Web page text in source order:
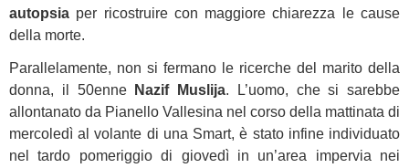
autopsia per ricostruire con maggiore chiarezza le cause
della morte.
Parallelamente, non si fermano le ricerche del marito della
donna, il 50enne
Nazif Muslija. L’uomo, che si sarebbe
allontanato da Pianello Vallesina nel corso della mattinata di
mercoledì al volante di una Smart, è stato infine individuato
nel tardo pomeriggio di giovedì in un’area impervia nei